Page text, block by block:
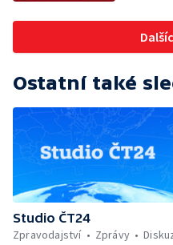
Ostatní také
Studio ČT24
Zpravodajství
Zprávy